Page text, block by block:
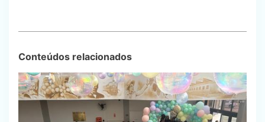
Conteúdos relacionados